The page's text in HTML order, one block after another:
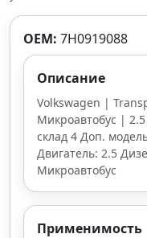
OEM: 7H0919088
Описание
Volkswagen |
Микроавтобус |
склад 4 Доп.
Двигатель: 2.5
Микроавтобус
Применимость